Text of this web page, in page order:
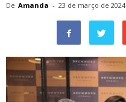
De Amanda - 23 de março de 2024